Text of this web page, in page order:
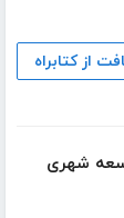
از کتابراه
شهری